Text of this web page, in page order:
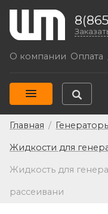
О компании Оплата
Главная /
Жидкости для
Жидкость для
рассеивани